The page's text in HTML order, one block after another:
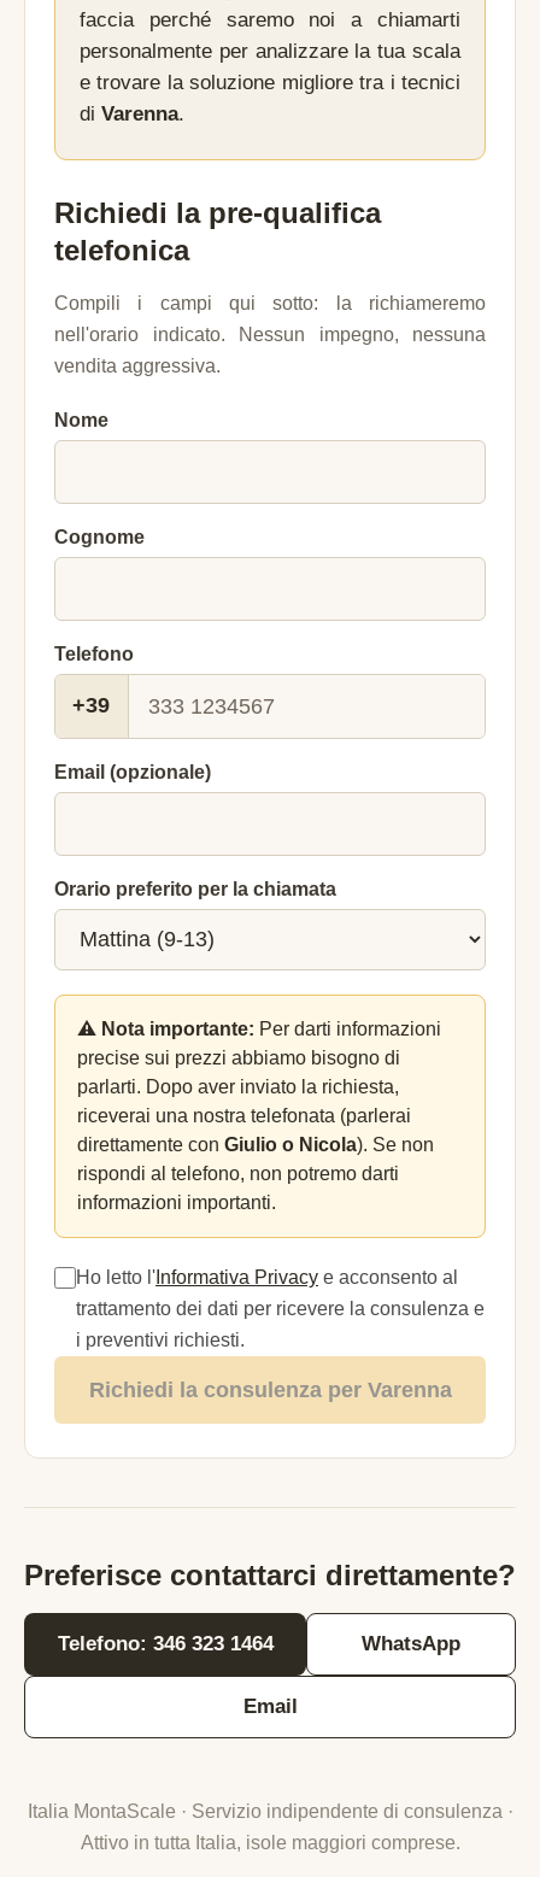
faccia perché saremo noi a chiamarti
personalmente per analizzare la tua scala
e trovare la soluzione migliore tra i tecnici
di Varenna.
Richiedi la pre-qualifica
telefonica
Compili i campi qui sotto: la richiameremo
nell'orario indicato. Nessun impegno, nessuna
vendita aggressiva.
Nome
Cognome
Telefono
+39
Email (opzionale)
Orario preferito per la chiamata
⚠️ Nota importante: Per darti informazioni
precise sui prezzi abbiamo bisogno di
parlarti. Dopo aver inviato la richiesta,
riceverai una nostra telefonata (parlerai
direttamente con Giulio o Nicola). Se non
rispondi al telefono, non potremo darti
informazioni importanti.
Ho letto l' Informativa Privacy e acconsento al
trattamento dei dati per ricevere la consulenza e
i preventivi richiesti.
Richiedi la consulenza per Varenna
Preferisce contattarci direttamente?
Telefono: 346 323 1464 WhatsApp
Email
Italia MontaScale · Servizio indipendente di consulenza ·
Attivo in tutta Italia, isole maggiori comprese.